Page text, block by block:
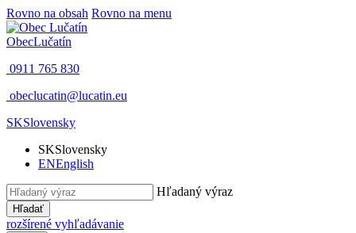
Rovno na obsah Rovno na menu
ObecLučatín
0911 765 830
obeclucatin@lucatin.eu
SKSlovensky
SKSlovensky
ENEnglish
Hľadaný výraz
Hľadať
rozšírené vyhľadávanie